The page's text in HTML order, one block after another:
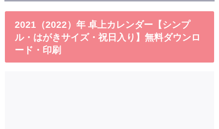
2021（2022）年 卓上カレンダー【シンプ
ル・はがきサイズ・祝日入り】無料ダウンロ
ード・印刷